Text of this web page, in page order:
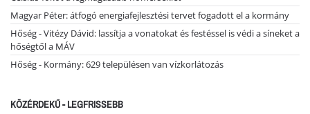
Magyar Péter: átfogó energiafejlesztési tervet fogadott el a kormány
Hőség - Vitézy Dávid: lassítja a vonatokat és festéssel is védi a síneket a
hőségtől a MÁV
Hőség - Kormány: 629 településen van vízkorlátozás
KÖZÉRDEKŰ - LEGFRISSEBB